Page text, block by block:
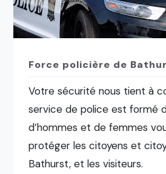
Force policière de
Votre sécurité nous tient à
service de police est formé
d’hommes et de femmes
protéger les citoyens et
Bathurst, et les visiteurs.